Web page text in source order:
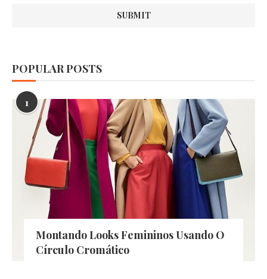
POPULAR POSTS
1
Montando Looks Femininos Usando O
Círculo Cromático